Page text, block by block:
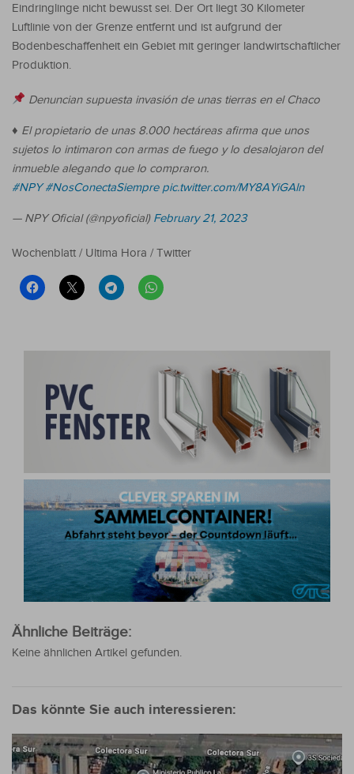
Eindringlinge nicht bewusst sei. Der Ort liegt 30 Kilometer
Luftlinie von der Grenze entfernt und ist aufgrund der
Bodenbeschaffenheit ein Gebiet mit geringer landwirtschaftlicher
Produktion.
Denuncian supuesta invasión de unas tierras en el Chaco
♦️ El propietario de unas 8.000 hectáreas afirma que unos
sujetos lo intimaron con armas de fuego y lo desalojaron del
inmueble alegando que lo compraron.
#NPY #NosConectaSiempre pic.twitter.com/MY8AYiGAln
— NPY Oficial (@npyoficial) February 21, 2023
Wochenblatt / Ultima Hora / Twitter
Ähnliche Beiträge:
Keine ähnlichen Artikel gefunden.
Das könnte Sie auch interessieren: